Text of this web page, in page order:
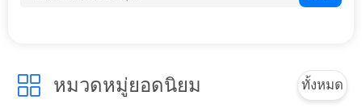
หมวดหมู่ยอดนิยม ทั้งหมด